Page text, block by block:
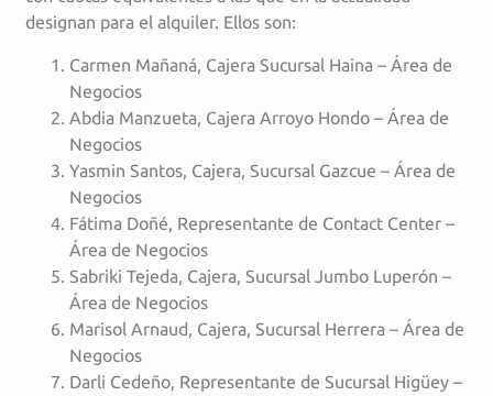
designan para el alquiler. Ellos son:
Carmen Mañaná, Cajera Sucursal Haina – Área de
Negocios
Abdia Manzueta, Cajera Arroyo Hondo – Área de
Negocios
Yasmin Santos, Cajera, Sucursal Gazcue – Área de
Negocios
Fátima Doñé, Representante de Contact Center –
Área de Negocios
Sabriki Tejeda, Cajera, Sucursal Jumbo Luperón –
Área de Negocios
Marisol Arnaud, Cajera, Sucursal Herrera – Área de
Negocios
Darli Cedeño, Representante de Sucursal Higüey –